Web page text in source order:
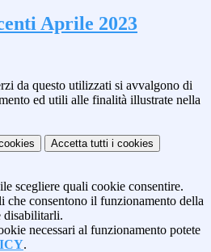
Aprile 2023
da questo utilizzati si avvalgono di
ed utili alle finalità illustrate nella
Accetta tutti i cookies
scegliere quali cookie consentire.
che consentono il funzionamento della
disabilitarli.
necessari al funzionamento potete
.